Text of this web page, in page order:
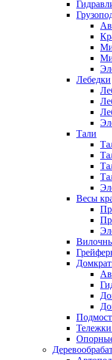
Лебедки
Тали
Весы
Тележки